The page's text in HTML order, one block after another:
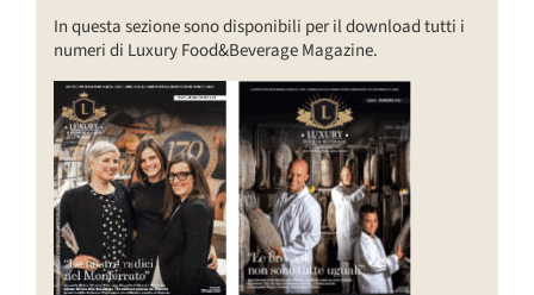
In questa sezione sono disponibili per il download tutti i
numeri di Luxury Food&Beverage Magazine.